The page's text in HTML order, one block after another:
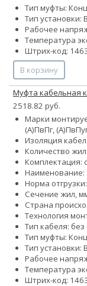
Тип муфты:
Тип установки:
Рабочее
Температура
Штрих-код:
В корзину
Муфта кабельная
2518.82 руб.
Марки
(А)ПвПг,
Изоляция
Количество жил
Комплектация:
Наименование:
Норма
Сечение жил,
Страна
Технология
Тип кабеля: без
Тип муфты:
Тип установки:
Рабочее
Температура
Штрих-код: